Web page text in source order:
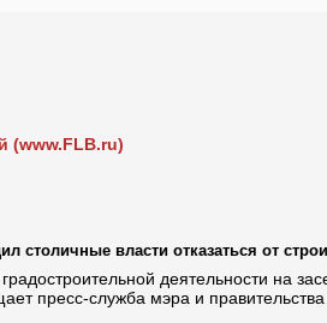
(www.FLB.ru)
власти отказаться от
деятельности на
пресс-служба мэра и